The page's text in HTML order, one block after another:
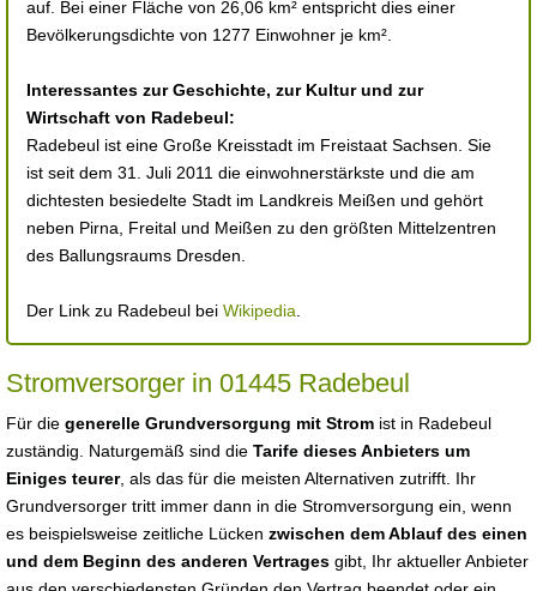
auf. Bei einer Fläche von 26,06 km² entspricht dies einer
Bevölkerungsdichte von 1277 Einwohner je km².
Interessantes zur Geschichte, zur Kultur und zur
Wirtschaft von Radebeul:
Radebeul ist eine Große Kreisstadt im Freistaat Sachsen. Sie
ist seit dem 31. Juli 2011 die einwohnerstärkste und die am
dichtesten besiedelte Stadt im Landkreis Meißen und gehört
neben Pirna, Freital und Meißen zu den größten Mittelzentren
des Ballungsraums Dresden.
Der Link zu Radebeul bei Wikipedia
Stromversorger in 01445 Radebeul
Für die generelle Grundversorgung mit Strom ist in Radebeul
zuständig. Naturgemäß sind die Tarife dieses Anbieters um
Einiges teurer, als das für die meisten Alternativen zutrifft. Ihr
Grundversorger tritt immer dann in die Stromversorgung ein, wenn
es beispielsweise zeitliche Lücken zwischen dem Ablauf des einen
und dem Beginn des anderen Vertrages gibt, Ihr aktueller Anbieter